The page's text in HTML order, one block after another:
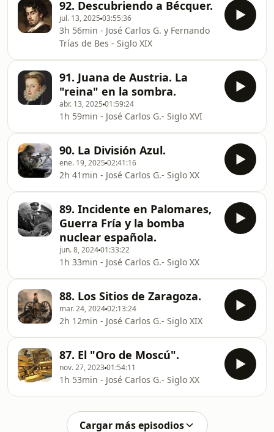
92. Descubriendo a Bécquer.
jul. 13, 2025 03:55:36
3h 56min - José Carlos G. y Fernando
Trías de Bes - Siglo XIX
91. Juana de Austria. La
"reina" en la sombra.
abr. 13, 2025 01:59:24
1h 59min - José Carlos G.- Siglo XVI
90. La División Azul.
ene. 19, 2025 02:41:16
2h 41min - José Carlos G.- Siglo XX
89. Incidente en Palomares,
Guerra Fría y la bomba
nuclear española.
jun. 8, 202401:33:22
1h 33min - José Carlos G.- Siglo XX
88. Los Sitios de Zaragoza.
mar. 24, 202402:13:24
2h 12min - José Carlos G.- Siglo XIX
87. El "Oro de Moscú".
nov. 27, 202301:54:11
1h 53min - José Carlos G.- Siglo XX
Cargar más episodios